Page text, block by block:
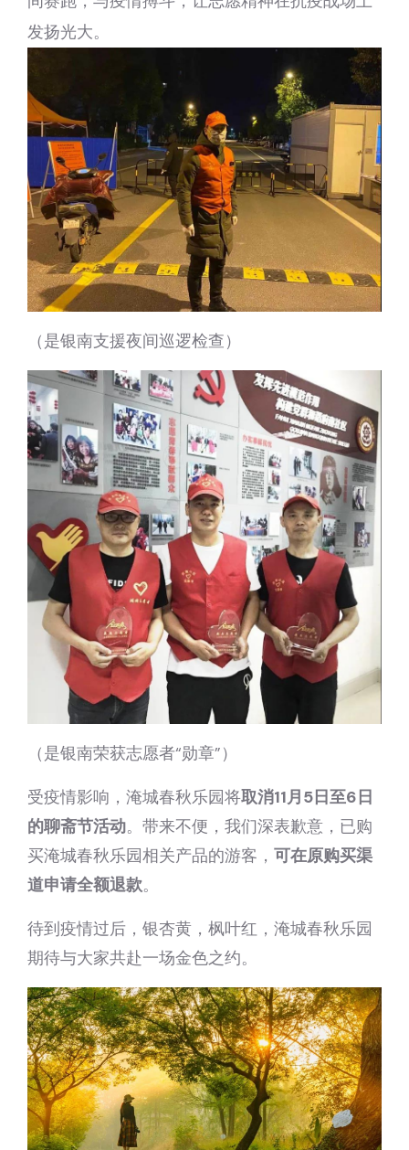
发扬光大。
（是银南支援夜间巡逻检查）
（是银南荣获志愿者“勋章”）
受疫情影响，淹城春秋乐园将取消11月5日至6日
的聊斋节活动。带来不便，我们深表歉意，已购
买淹城春秋乐园相关产品的游客， 可在原购买渠
道申请全额退款。
待到疫情过后，银杏黄，枫叶红，淹城春秋乐园
期待与大家共赴一场金色之约。